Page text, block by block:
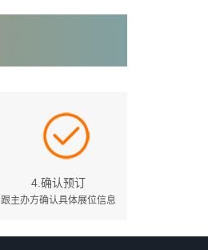
4.确认预订
跟主办方确认具体展位信息